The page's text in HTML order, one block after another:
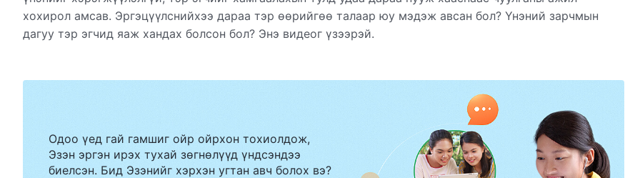
хохирол амсав. Эргэцүүлснийхээ дараа тэр өөрийгөө талаар юу мэдэж авсан бол? Үнэний зарчмын
дагуу тэр эгчид яаж хандах болсон бол? Энэ видеог үзээрэй.
Одоо үед гай гамшиг ойр ойрхон тохиолдож,
Эзэн эргэн ирэх тухай зөгнөлүүд үндсэндээ
биелсэн. Бид Эзэнийг хэрхэн угтан авч болох вэ?